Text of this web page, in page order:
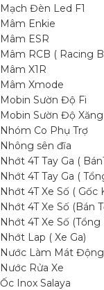
Mạch Đèn Led F1
Mâm Enkie
Mâm ESR
Mâm RCB ( Racing
Mâm X1R
Mâm Xmode
Mobin Sườn Độ Fi
Mobin Sườn Độ
Nhóm Co Phụ Trợ
Nhông sên đĩa
Nhớt 4T Tay Ga (
Nhớt 4T Tay Ga (
Nhớt 4T Xe Số ( Gốc
Nhớt 4T Xe Số (Bán
Nhớt 4T Xe Số (Tổng
Nhớt Lap ( Xe Ga)
Nước Làm Mát
Nước Rửa Xe
Ốc Inox Salaya